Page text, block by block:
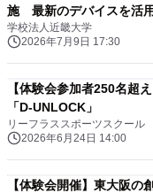
施 最新のデバイスを活
学校法人近畿大学
2026年7月9日 17:30
【体験会参加者250名超
「D-UNLOCK」
リーフラススポーツスクール
2026年6月24日 14:00
【体験会開催】東大阪